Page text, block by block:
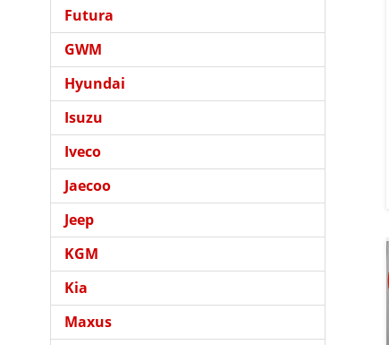
Futura
GWM
Hyundai
Isuzu
Iveco
Jaecoo
Jeep
KGM
Kia
Maxus